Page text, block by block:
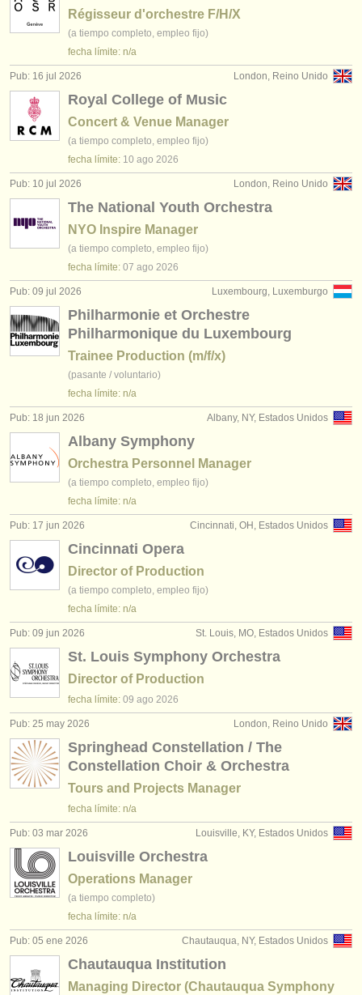
Régisseur d'orchestre F/H/X
(a tiempo completo, empleo fijo)
fecha límite: n/a
London, Reino Unido
Pub: 16 jul 2026
Royal College of Music
Concert & Venue Manager
(a tiempo completo, empleo fijo)
fecha límite: 10 ago 2026
London, Reino Unido
Pub: 10 jul 2026
The National Youth Orchestra
NYO Inspire Manager
(a tiempo completo, empleo fijo)
fecha límite: 07 ago 2026
Luxembourg, Luxemburgo
Pub: 09 jul 2026
Philharmonie et Orchestre
Philharmonique du Luxembourg
Trainee Production (m/f/x)
(pasante / voluntario)
fecha límite: n/a
Albany, NY, Estados Unidos
Pub: 18 jun 2026
Albany Symphony
Orchestra Personnel Manager
(a tiempo completo, empleo fijo)
fecha límite: n/a
Cincinnati, OH, Estados Unidos
Pub: 17 jun 2026
Cincinnati Opera
Director of Production
(a tiempo completo, empleo fijo)
fecha límite: n/a
St. Louis, MO, Estados Unidos
Pub: 09 jun 2026
St. Louis Symphony Orchestra
Director of Production
fecha límite: 09 ago 2026
London, Reino Unido
Pub: 25 may 2026
Springhead Constellation / The
Constellation Choir & Orchestra
Tours and Projects Manager
fecha límite: n/a
Louisville, KY, Estados Unidos
Pub: 03 mar 2026
Louisville Orchestra
Operations Manager
(a tiempo completo)
fecha límite: n/a
Chautauqua, NY, Estados Unidos
Pub: 05 ene 2026
Chautauqua Institution
Managing Director (Chautauqua Symphony